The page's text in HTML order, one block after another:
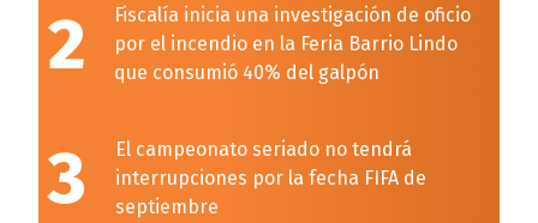
2
Fiscalía inicia una investigación de oficio
por el incendio en la Feria Barrio Lindo
que consumió 40% del galpón
3
El campeonato seriado no tendrá
interrupciones por la fecha FIFA de
septiembre